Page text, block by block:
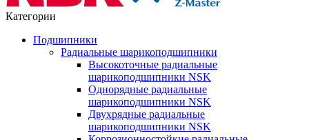
Категории
Подшипники
Радиальные шарикоподшипники
Высокоточные радиальные
шарикоподшипники NSK
Однорядные радиальные
шарикоподшипники NSK
Двухрядные радиальные
шарикоподшипники NSK